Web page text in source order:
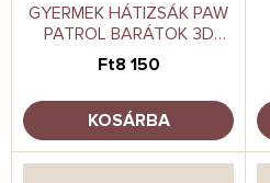
GYERMEK HÁTIZSÁK PAW
PATROL BARÁTOK 3D
HATÁSSAL
Ft8 150
KOSÁRBA